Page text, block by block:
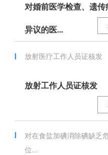
对婚前医学检查、遗
异议的医...
放射医疗工作人员证核发
放射工作人员证核发
对在食盐加碘消除碘缺乏
位...